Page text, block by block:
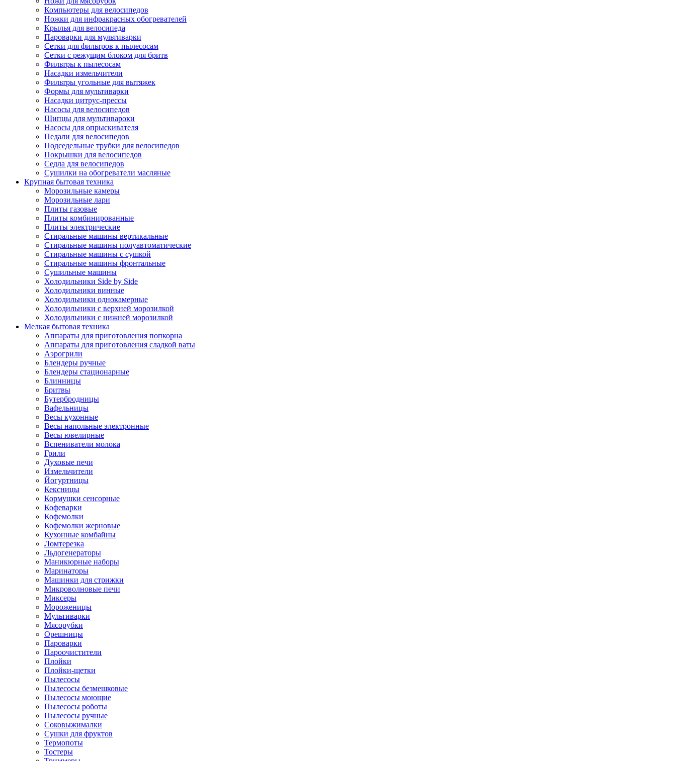
Компьютеры для велосипедов
Ножки для инфракрасных обогревателей
Крылья для велосипеда
Пароварки для мультиварки
Сетки для фильтров к пылесосам
Сетки с режущим блоком для бритв
Фильтры к пылесосам
Насадки измельчители
Фильтры угольные для вытяжек
Формы для мультиварки
Насадки цитрус-прессы
Насосы для велосипедов
Щипцы для мультивароки
Насосы для опрыскивателя
Педали для велосипедов
Подседельные трубки для велосипедов
Покрышки для велосипедов
Седла для велосипедов
Сушилки на обогреватели масляные
Крупная бытовая техника
Морозильные камеры
Морозильные лари
Плиты газовые
Плиты комбинированные
Плиты электрические
Стиральные машины вертикальные
Стиральные машины полуавтоматические
Стиральные машины с сушкой
Стиральные машины фронтальные
Сушильные машины
Холодильники Side by Side
Холодильники винные
Холодильники однокамерные
Холодильники с верхней морозилкой
Холодильники с нижней морозилкой
Мелкая бытовая техника
Аппараты для приготовления попкорна
Аппараты для приготовления сладкой ваты
Аэрогрили
Блендеры ручные
Блендеры стационарные
Блинницы
Бритвы
Бутербродницы
Вафельницы
Весы кухонные
Весы напольные электронные
Весы ювелирные
Вспениватели молока
Грили
Духовые печи
Измельчители
Йогуртницы
Кексницы
Кормушки сенсорные
Кофеварки
Кофемолки
Кофемолки жерновые
Кухонные комбайны
Ломтерезка
Льдогенераторы
Маникюрные наборы
Маринаторы
Машинки для стрижки
Микроволновые печи
Миксеры
Мороженицы
Мультиварки
Мясорубки
Орешницы
Пароварки
Пароочистители
Плойки
Плойки-щетки
Пылесосы
Пылесосы безмешковые
Пылесосы моющие
Пылесосы роботы
Пылесосы ручные
Соковыжималки
Сушки для фруктов
Термопоты
Тостеры